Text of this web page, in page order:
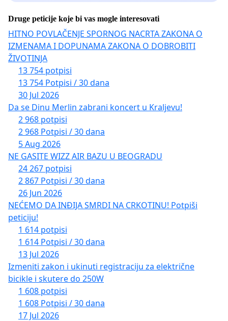
Druge peticije koje bi vas mogle interesovati
HITNO POVLAČENJE SPORNOG NACRTA ZAKONA O
IZMENAMA I DOPUNAMA ZAKONA O DOBROBITI
ŽIVOTINJA
13 754 potpisi
13 754 Potpisi / 30 dana
30 Jul 2026
Da se Dinu Merlin zabrani koncert u Kraljevu!
2 968 potpisi
2 968 Potpisi / 30 dana
5 Aug 2026
NE GASITE WIZZ AIR BAZU U BEOGRADU
24 267 potpisi
2 867 Potpisi / 30 dana
26 Jun 2026
NEĆEMO DA INĐIJA SMRDI NA CRKOTINU! Potpiši
peticiju!
1 614 potpisi
1 614 Potpisi / 30 dana
13 Jul 2026
Izmeniti zakon i ukinuti registraciju za električne
bicikle i skutere do 250W
1 608 potpisi
1 608 Potpisi / 30 dana
17 Jul 2026